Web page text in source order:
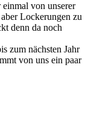
von unserer
Lockerungen zu
denn da noch
zum nächsten Jahr
von uns ein paar